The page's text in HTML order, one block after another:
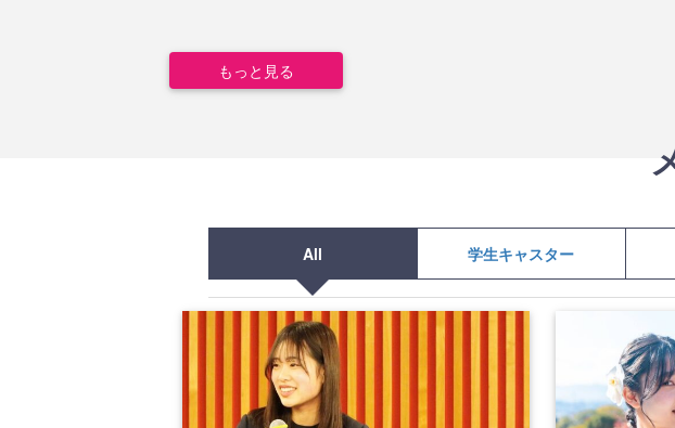
もっと見る
All 学生キャスター